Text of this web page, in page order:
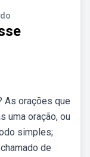
As orações que
uma oração, ou
simples;
de